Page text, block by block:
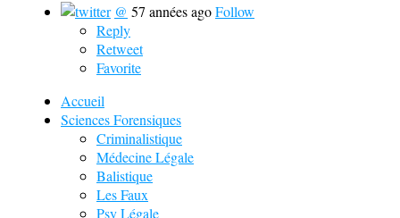
@ 57 années agoFollow
Reply
Retweet
Favorite
Accueil
Sciences Forensiques
Criminalistique
Médecine Légale
Balistique
Les Faux
Psy Légale